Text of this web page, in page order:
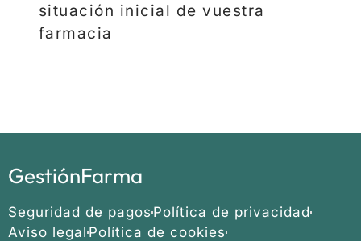
situación inicial de vuestra
farmacia
GestiónFarma
Seguridad de pagos Política de privacidad
Aviso legal Política de cookies